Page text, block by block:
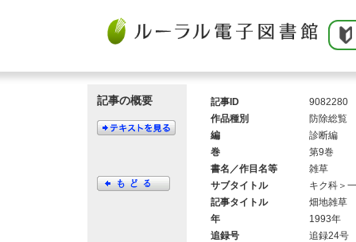
記事の概要 記事ID
9082280
作品種別
防除総覧
編
診断編
巻
第9巻
書名／作目名等
雑草
サブタイトル
キク科＞
記事タイトル
畑地雑草
年
1993年
追録号
追録24号